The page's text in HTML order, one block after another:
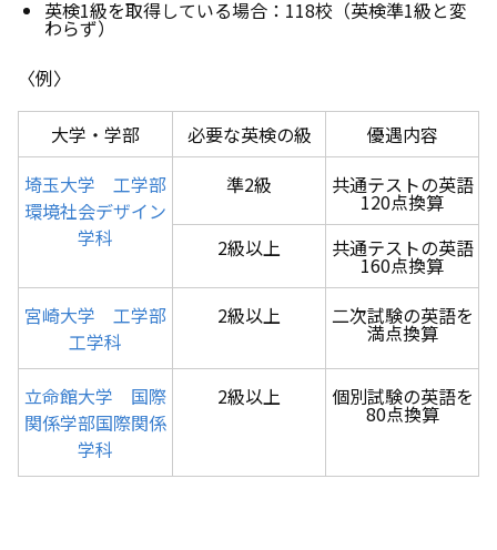
英検1級を取得している場合：118校（英検準1級と変
わらず）
〈例〉
大学・学部 必要な英検の級
優遇内容
埼玉大学 工学部
環境社会デザイン
学科
準2級 共通テストの英語
120点換算
2級以上
共通テストの英語
160点換算
宮崎大学 工学部
工学科
2級以上 二次試験の英語を
満点換算
立命館大学 国際
関係学部国際関係
学科
2級以上 個別試験の英語を
80点換算